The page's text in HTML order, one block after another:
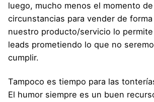
luego, mucho menos el momento
circunstancias para vender de
nuestro producto/servicio lo
leads prometiendo lo que no
cumplir.
Tampoco es tiempo para las
El humor siempre es un buen